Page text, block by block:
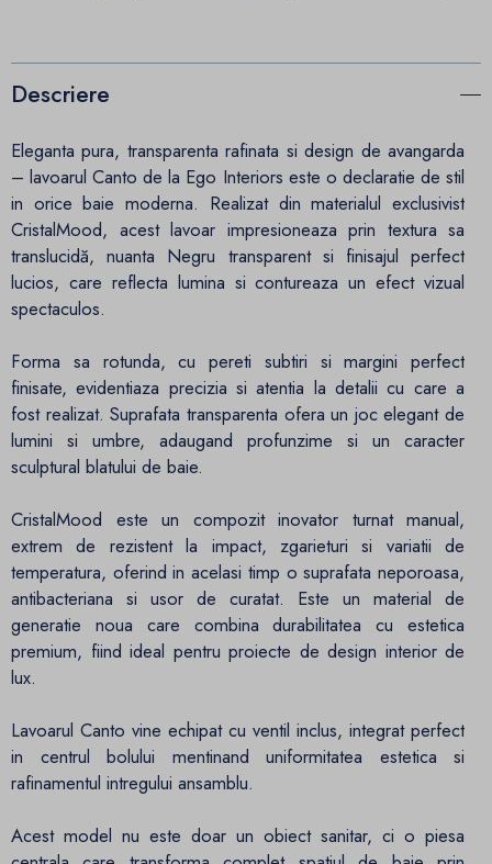
Descriere
Eleganta pura, transparenta rafinata si design de avangarda
– lavoarul Canto de la Ego Interiors este o declaratie de stil
in orice baie moderna. Realizat din materialul exclusivist
CristalMood, acest lavoar impresioneaza prin textura sa
translucidă, nuanta Negru transparent si finisajul perfect
lucios, care reflecta lumina si contureaza un efect vizual
spectaculos.
Forma sa rotunda, cu pereti subtiri si margini perfect
finisate, evidentiaza precizia si atentia la detalii cu care a
fost realizat. Suprafata transparenta ofera un joc elegant de
lumini si umbre, adaugand profunzime si un caracter
sculptural blatului de baie.
CristalMood este un compozit inovator turnat manual,
extrem de rezistent la impact, zgarieturi si variatii de
temperatura, oferind in acelasi timp o suprafata neporoasa,
antibacteriana si usor de curatat. Este un material de
generatie noua care combina durabilitatea cu estetica
premium, fiind ideal pentru proiecte de design interior de
lux.
Lavoarul Canto vine echipat cu ventil inclus, integrat perfect
in centrul bolului mentinand uniformitatea estetica si
rafinamentul intregului ansamblu.
Acest model nu este doar un obiect sanitar, ci o piesa